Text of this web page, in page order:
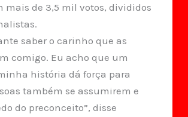
mais de 3,5 mil votos, divididos
saber o carinho que as
comigo. Eu acho que um
história dá força para
também se assumirem e
do preconceito”, disse